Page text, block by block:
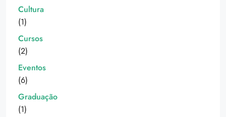
Cultura
(1)
Cursos
(2)
Eventos
(6)
Graduação
(1)